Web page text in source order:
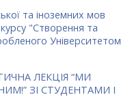
та іноземних мов
"Створення та
Університетом
ЛЕКЦІЯ “МИ
ЗІ СТУДЕНТАМИ І